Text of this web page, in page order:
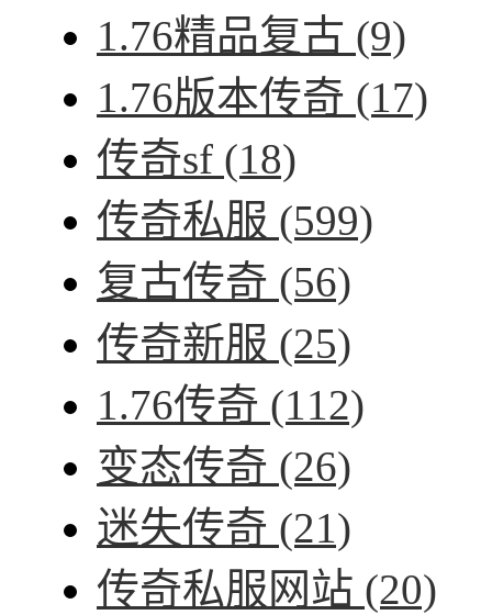
1.76精品复古 (9)
1.76版本传奇 (17)
传奇sf (18)
传奇私服 (599)
复古传奇 (56)
传奇新服 (25)
1.76传奇 (112)
变态传奇 (26)
迷失传奇 (21)
传奇私服网站 (20)